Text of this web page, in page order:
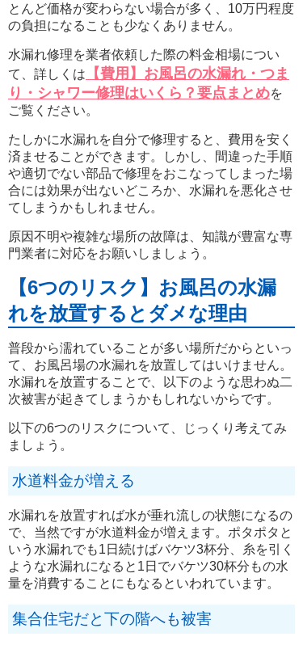
とんど価格が変わらない場合が多く、10万円程度
の負担になることも少なくありません。
水漏れ修理を業者依頼した際の料金相場につい
て、詳しくは
【費用】お風呂の水漏れ・つま
り・シャワー修理はいくら？要点まとめを
ご覧ください。
たしかに水漏れを自分で修理すると、費用を安く
済ませることができます。しかし、間違った手順
や適切でない部品で修理をおこなってしまった場
合には効果が出ないどころか、水漏れを悪化させ
てしまうかもしれません。
原因不明や複雑な場所の故障は、知識が豊富な専
門業者に対応をお願いしましょう。
【6つのリスク】お風呂の水漏
れを放置するとダメな理由
普段から濡れていることが多い場所だからといっ
て、お風呂場の水漏れを放置してはいけません。
水漏れを放置することで、以下のような思わぬ二
次被害が起きてしまうかもしれないからです。
以下の6つのリスクについて、じっくり考えてみ
ましょう。
水道料金が増える
水漏れを放置すれば水が垂れ流しの状態になるの
で、当然ですが水道料金が増えます。ポタポタと
いう水漏れでも1日続けばバケツ3杯分、糸を引く
ような水漏れになると1日でバケツ30杯分もの水
量を消費することにもなるといわれています。
集合住宅だと下の階へも被害